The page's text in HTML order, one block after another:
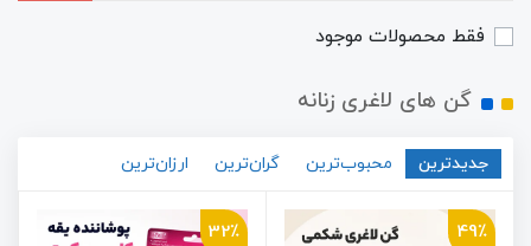
فقط محصولات موجود
گن های لاغری زنانه
جدیدترین محبوب‌ترین گران‌ترین ارزان‌ترین
49٪ 32٪